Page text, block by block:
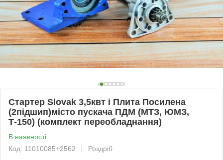
Стартер Slovak 3,5квт і Плита Посилена
(2підшип)місто пускача ПДМ (МТЗ, ЮМЗ,
Т-150) (комплект переобладнання)
В наявності
Код: 11010085+2562
Роздріб